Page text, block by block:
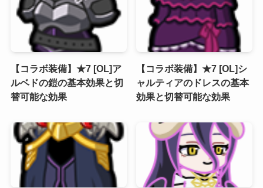
【コラボ装備】★7 [OL]ア
ルベドの鎧の基本効果と切
替可能な効果
【コラボ装備】★7 [OL]シ
ャルティアのドレスの基本
効果と切替可能な効果